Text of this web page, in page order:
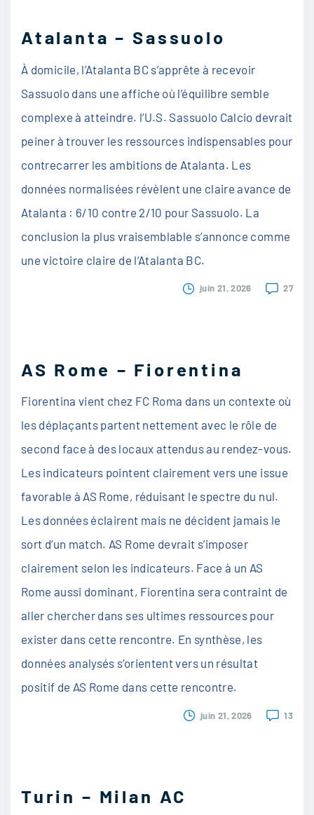
Atalanta – Sassuolo
À domicile, l’Atalanta BC s’apprête à recevoir
Sassuolo dans une affiche où l’équilibre semble
complexe à atteindre. l’U.S. Sassuolo Calcio devrait
peiner à trouver les ressources indispensables pour
contrecarrer les ambitions de Atalanta. Les
données normalisées révèlent une claire avance de
Atalanta : 6/10 contre 2/10 pour Sassuolo. La
conclusion la plus vraisemblable s’annonce comme
une victoire claire de l’Atalanta BC.
27
juin 21, 2026
AS Rome – Fiorentina
Fiorentina vient chez FC Roma dans un contexte où
les déplaçants partent nettement avec le rôle de
second face à des locaux attendus au rendez-vous.
Les indicateurs pointent clairement vers une issue
favorable à AS Rome, réduisant le spectre du nul.
Les données éclairent mais ne décident jamais le
sort d’un match. AS Rome devrait s’imposer
clairement selon les indicateurs. Face à un AS
Rome aussi dominant, Fiorentina sera contraint de
aller chercher dans ses ultimes ressources pour
exister dans cette rencontre. En synthèse, les
données analysés s’orientent vers un résultat
positif de AS Rome dans cette rencontre.
13
juin 21, 2026
Turin – Milan AC